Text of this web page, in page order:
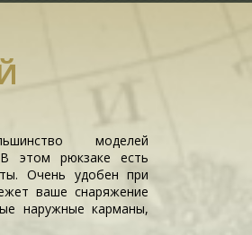
моделей
этом рюкзаке есть
Очень удобен при
ваше снаряжение
наружные карманы,